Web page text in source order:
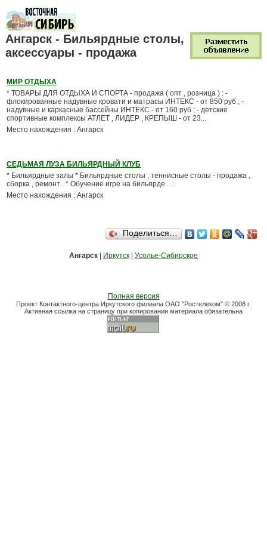
Ангарск - Бильярдные столы,
аксессуары - продажа
МИР ОТДЫХА
* ТОВАРЫ ДЛЯ ОТДЫХА И СПОРТА - продажа ( опт , розница ) : -
флокированные надувные кровати и матрасы ИНТЕКС - от 850 руб ; -
надувные и каркасные бассейны ИНТЕКС - от 160 руб ; - детские
спортивные комплексы АТЛЕТ , ЛИДЕР , КРЕПЫШ - от 23...
Место нахождения : Ангарск
СЕДЬМАЯ ЛУЗА БИЛЬЯРДНЫЙ КЛУБ
* Бильярдные залы * Бильярдные столы , теннисные столы - продажа ,
сборка , ремонт . * Обучение игре на бильярде . ...
Место нахождения : Ангарск
Поделиться…
Ангарск Иркутск Усолье-Сибирское
Полная версия
Проект Контактного-центра Иркутского филиала ОАО "Ростелеком" © 2008 г.
Активная ссылка на страницу при копировании материала обязательна